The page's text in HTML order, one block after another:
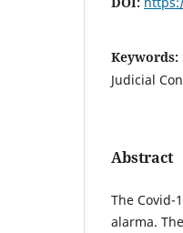
Keywords:
Judicial
Abstract
The Covid-
alarma.